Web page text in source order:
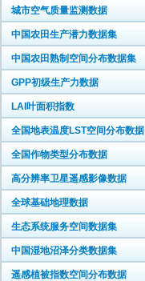
城市空气质量监测数据
中国农田生产潜力数据集
中国农田熟制空间分布数据集
GPP初级生产力数据
LAI叶面积指数
全国地表温度LST空间分布数据
全国作物类型分布数据
高分辨率卫星遥感影像数据
全球基础地理数据
生态系统服务空间数据集
中国湿地沼泽分类数据集
遥感植被指数空间分布数据